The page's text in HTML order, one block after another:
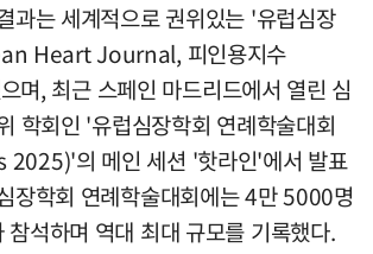
과는 세계적으로 권위있는 '유럽심장
Heart Journal, 피인용지수
며, 최근 스페인 마드리드에서 열린 심
학회인 '유럽심장학회 연례학술대회
2025)'의 메인 세션 '핫라인'에서 발표
장학회 연례학술대회에는 4만 5000명
참석하며 역대 최대 규모를 기록했다.